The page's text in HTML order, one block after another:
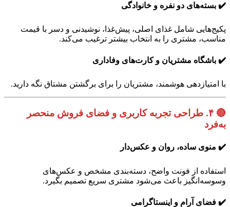
✔️ بسته‌های دو نفره و خانوادگی
پکیج‌هایی شامل غذای اصلی، پیش‌غذا، نوشیدنی و دسر با قیمت
مناسب، مشتری را به انتخاب بیشتر ترغیب می‌کند.
✔️ باشگاه مشتریان و کارت‌های وفاداری
با امتیازدهی هوشمند، مشتریان را برای برگشتن مشتاق نگه دارید.
🔴
۴. طراحی تجربه کاربری و فضای فروش منحصر
به‌فرد
✔️ منوی ساده، روان و عکس‌دار
استفاده از فونت واضح، دسته‌بندی مشخص و عکس‌های
وسوسه‌انگیز باعث می‌شود مشتری سریع تصمیم بگیرد.
✔️ فضای آرام و اینستاگرامی